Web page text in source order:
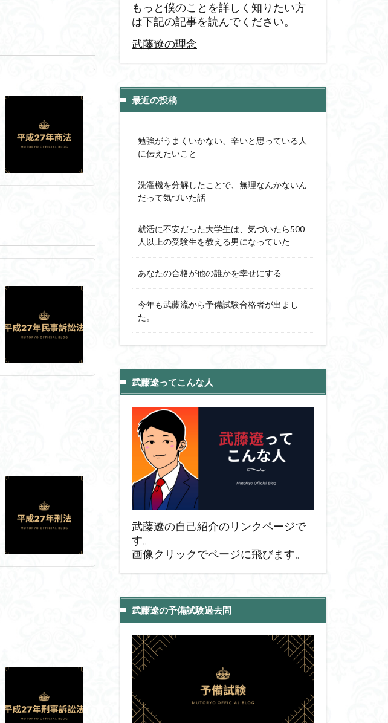
もっと僕のことを詳しく知りたい方
は下記の記事を読んでください。
武藤遼の理念
最近の投稿
勉強がうまくいかない、辛いと思っている人
に伝えたいこと
洗濯機を分解したことで、無理なんかないん
だって気づいた話
就活に不安だった大学生は、気づいたら500
人以上の受験生を教える男になっていた
あなたの合格が他の誰かを幸せにする
今年も武藤流から予備試験合格者が出まし
た。
武藤遼ってこんな人
武藤遼の自己紹介のリンクページで
す。
画像クリックでページに飛びます。
武藤遼の予備試験過去問